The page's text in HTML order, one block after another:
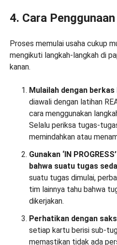
4. Cara Penggunaan
Proses memulai usaha cukup
mengikuti langkah-langkah di
kanan.
Mulailah dengan berkas
diawali dengan latihan
cara menggunakan
Selalu periksa tugas-
memindahkan atau
Gunakan ‘IN
bahwa suatu tugas
suatu tugas dimulai,
tim lainnya tahu bahwa
dikerjakan.
Perhatikan dengan
setiap kartu berisi sub-
memastikan tidak ada